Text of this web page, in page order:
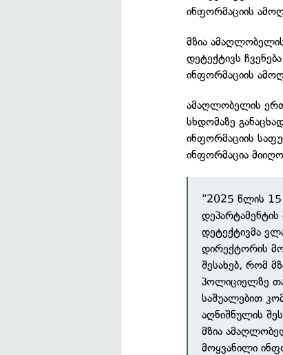
ინფორმაციის
მზია
დეტექტივს
ინფორმაციის
ამაღლობელის
სხდომაზე
ინფორმაციის
ინფორმაცია
"2025 წლის 15
დეტექტივმა
დირექტორის
შესახებ, რომ
პოლიციელზე
საშუალებით
აღნიშნულის
მზია
მოყვანილი